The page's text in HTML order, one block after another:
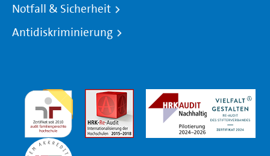
Notfall & Sicherheit
Antidiskriminierung